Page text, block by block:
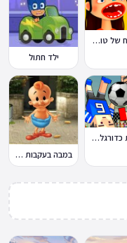
המטבח של טוקה בוקה
ילד חתול
פיזיקת כדורגל Soccer Physics
במבה בעקבות החטיף החטוף 2